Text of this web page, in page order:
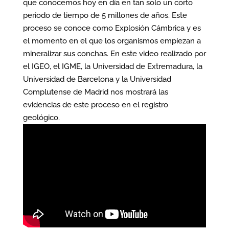
que conocemos hoy en día en tan solo un corto
periodo de tiempo de 5 millones de años. Este
proceso se conoce como Explosión Cámbrica y es
el momento en el que los organismos empiezan a
mineralizar sus conchas. En este video realizado por
el IGEO, el IGME, la Universidad de Extremadura, la
Universidad de Barcelona y la Universidad
Complutense de Madrid nos mostrará las
evidencias de este proceso en el registro
geológico.